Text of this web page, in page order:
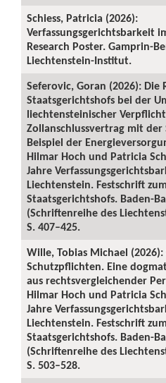
Schiess, Patricia (2026):
Verfassungsgerichtsbarkeit
Research Poster. Gamprin-
Liechtenstein-Institut.
Seferovic, Goran (2026): Die
Staatsgerichtshofs bei der
liechtensteinischer
Zollanschlussvertrag mit der
Beispiel der
Hilmar Hoch und Patricia
Jahre
Liechtenstein. Festschrift
Staatsgerichtshofs. Baden-
(Schriftenreihe des
S. 407–425.
Wille, Tobias Michael
Schutzpflichten. Eine
aus rechtsvergleichender
Hilmar Hoch und Patricia
Jahre
Liechtenstein. Festschrift
Staatsgerichtshofs. Baden-
(Schriftenreihe des
S. 503–528.